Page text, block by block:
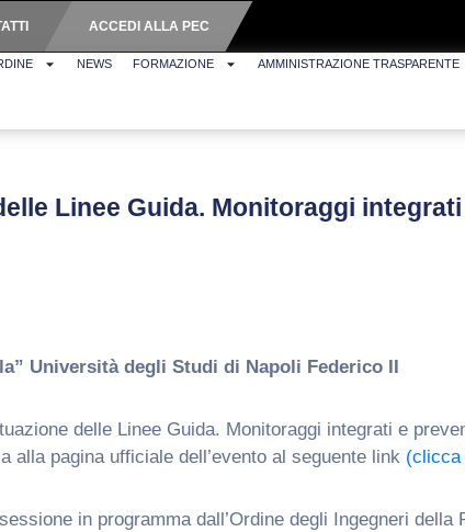
ACCEDI ALLA PEC
NEWS FORMAZIONE AMMINISTRAZIONE TRASPARENTE
Linee Guida. Monitoraggi
Università degli Studi di Napoli Federico II
delle Linee Guida. Monitoraggi integrati e
alla pagina ufficiale dell’evento al seguente link (clicca
in programma dall’Ordine degli Ingegneri della